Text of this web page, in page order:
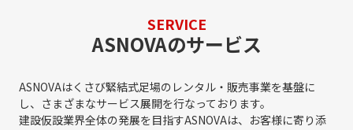
SERVICE
ASNOVAのサービス
ASNOVAはくさび緊結式足場のレンタル・販売事業を基盤に
し、さまざまなサービス展開を行なっております。
建設仮設業界全体の発展を目指すASNOVAは、お客様に寄り添